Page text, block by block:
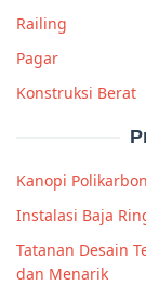
Railing
Pagar
Konstruksi Berat
Kanopi
Instalasi Baja
Tatanan Desain
dan Menarik